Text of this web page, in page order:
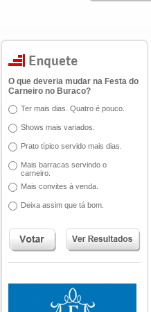
O que deveria mudar na Festa do
Carneiro no Buraco?
Ter mais dias. Quatro é pouco.
Shows mais variados.
Prato típico servido mais dias.
Mais barracas servindo o
carneiro.
Mais convites à venda.
Deixa assim que tá bom.